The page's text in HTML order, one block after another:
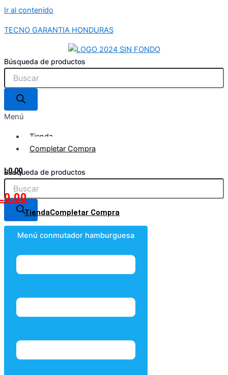
Ir al contenido
TECNO GARANTIA HONDURAS
Búsqueda de productos
Menú
Tienda
Completar Compra
L0.00
Búsqueda de productos
0.00
TiendaCompletar Compra
Menú conmutador hamburguesa